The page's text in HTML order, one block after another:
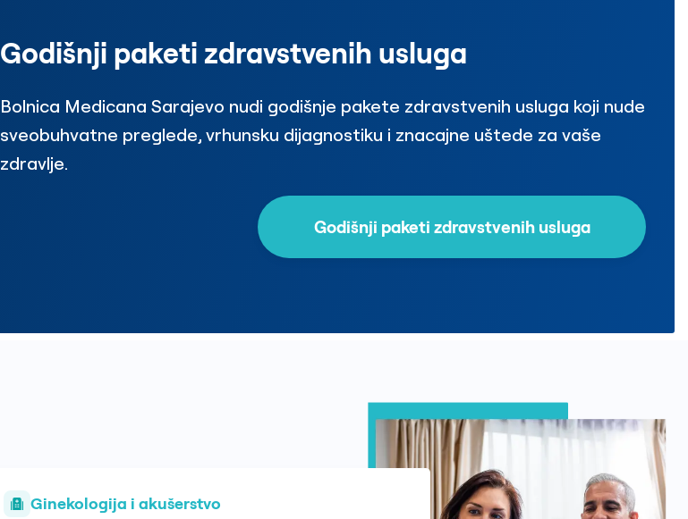
Godišnji paketi zdravstvenih usluga
Bolnica Medicana Sarajevo nudi godišnje pakete zdravstvenih usluga koji nude
sveobuhvatne preglede, vrhunsku dijagnostiku i znacajne uštede za vaše
zdravlje.
Godišnji paketi zdravstvenih usluga
Ginekologija i akušerstvo